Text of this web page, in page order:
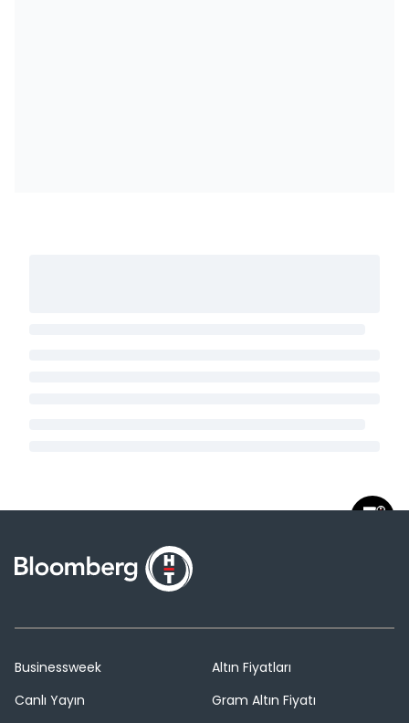
Businessweek
Canlı Yayın
Altın Fiyatları
Gram Altın Fiyatı